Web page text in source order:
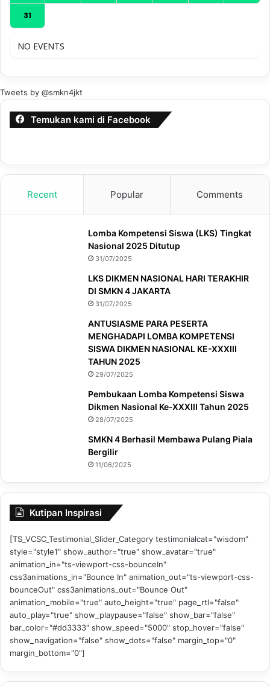
31
NO EVENTS
Tweets by @smkn4jkt
Temukan kami di Facebook
Recent Popular Comments
Lomba Kompetensi Siswa (LKS) Tingkat
Nasional 2025 Ditutup
31/07/2025
LKS DIKMEN NASIONAL HARI TERAKHIR
DI SMKN 4 JAKARTA
31/07/2025
ANTUSIASME PARA PESERTA
MENGHADAPI LOMBA KOMPETENSI
SISWA DIKMEN NASIONAL KE-XXXIII
TAHUN 2025
29/07/2025
Pembukaan Lomba Kompetensi Siswa
Dikmen Nasional Ke-XXXIII Tahun 2025
28/07/2025
SMKN 4 Berhasil Membawa Pulang Piala
Bergilir
11/06/2025
Kutipan Inspirasi
[TS_VCSC_Testimonial_Slider_Category testimonialcat="wisdom"
style="style1" show_author="true" show_avatar="true"
animation_in="ts-viewport-css-bounceIn"
css3animations_in="Bounce In" animation_out="ts-viewport-css-
bounceOut" css3animations_out="Bounce Out"
animation_mobile="true" auto_height="true" page_rtl="false"
auto_play="true" show_playpause="false" show_bar="false"
bar_color="#dd3333" show_speed="5000" stop_hover="false"
show_navigation="false" show_dots="false" margin_top="0"
margin_bottom="0"]